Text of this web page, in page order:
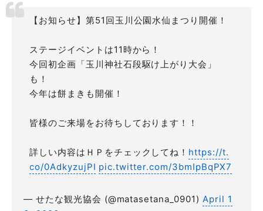
【お知らせ】第51回玉川公園水仙まつり開催！
ステージイベントは11時から！
今回初企画「玉川神社石段駆け上がり大会」
も！
今年は餅まきも開催！
皆様のご来場をお待ちしております！！
詳しい内容はＨＰをチェックしてね！ https://t.
co/0AdkyzujPI pic.twitter.com/3bmIpBqPX7
— せたな観光協会 (@matasetana_0901) April 1